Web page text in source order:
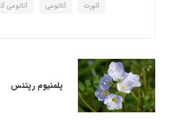
آئورت آناتومی آناتومی
پلمنیوم رپتنس